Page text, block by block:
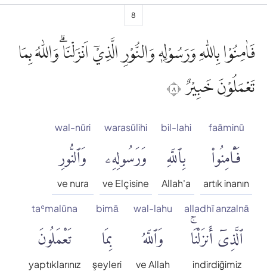
8
فَاٰمِنُوْا بِاللّٰهِ وَرَسُوْلِهٖ وَالنُّوْرِ الَّذِيْٓ اَنْزَلْنَاۗ وَاللّٰهُ بِمَا
تَعْمَلُوْنَ خَبِيْرٌ ٨
faāminū
فَـَٔامِنُوا۟
artık inanın
bil-lahi
بِٱللَّهِ
Allah'a
warasūlihi
وَرَسُولِهِۦ
ve Elçisine
wal-nūri
وَٱلنُّورِ
ve nura
alladhī anzalnā
ٱلَّذِىٓ أَنزَلْنَاۚ
indirdiğimiz
wal-lahu
وَٱللَّهُ
ve Allah
bimā
بِمَا
şeyleri
taʿmalūna
تَعْمَلُونَ
yaptıklarınız